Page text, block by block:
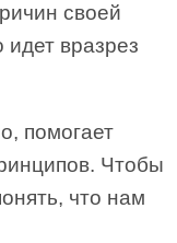
своей
идет вразрез
помогает
Чтобы
что нам